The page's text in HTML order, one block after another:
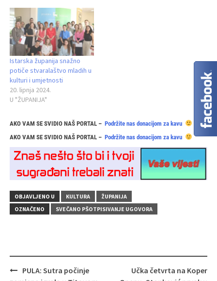
Istarska županija snažno
potiče stvaralaštvo mladih u
kulturi i umjetnosti
20. lipnja 2024.
U "ŽUPANIJA"
AKO VAM SE SVIDIO NAŠ PORTAL – Podržite nas donacijom za kavu
AKO VAM SE SVIDIO NAŠ PORTAL – Podržite nas donacijom za kavu
OBJAVLJENO U KULTURA
ŽUPANIJA
OZNAČENO
SVEČANO PŠOTPISIVANJE UGOVORA
Navigacija
PULA: Sutra počinje
Učka četvrta na Koper